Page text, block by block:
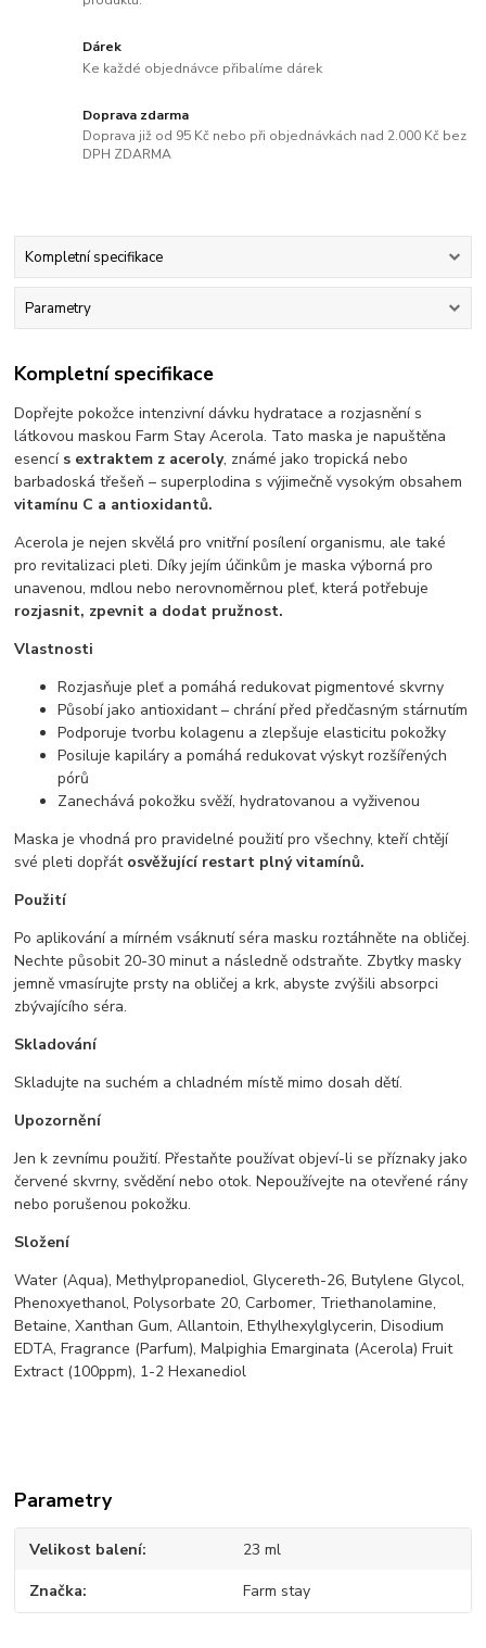
Dárek
Ke každé objednávce přibalíme dárek
Doprava zdarma
Doprava již od 95 Kč nebo při objednávkách nad 2.000 Kč bez
DPH ZDARMA
Kompletní specifikace
Parametry
Kompletní specifikace
Dopřejte pokožce intenzivní dávku hydratace a rozjasnění s
látkovou maskou Farm Stay Acerola. Tato maska ​​je napuštěna
esencí s extraktem z aceroly, známé jako tropická nebo
barbadoská třešeň – superplodina s výjimečně vysokým obsahem
vitamínu C a antioxidantů.
Acerola je nejen skvělá pro vnitřní posílení organismu, ale také
pro revitalizaci pleti. Díky jejím účinkům je maska ​​výborná pro
unavenou, mdlou nebo nerovnoměrnou pleť, která potřebuje
rozjasnit, zpevnit a dodat pružnost.
Vlastnosti
Rozjasňuje pleť a pomáhá redukovat pigmentové skvrny
Působí jako antioxidant – chrání před předčasným stárnutím
Podporuje tvorbu kolagenu a zlepšuje elasticitu pokožky
Posiluje kapiláry a pomáhá redukovat výskyt rozšířených
pórů
Zanechává pokožku svěží, hydratovanou a vyživenou
Maska je vhodná pro pravidelné použití pro všechny, kteří chtějí
své pleti dopřát osvěžující restart plný vitamínů.
Použití
Po aplikování a mírném vsáknutí séra masku roztáhněte na obličej.
Nechte působit 20-30 minut a následně odstraňte. Zbytky masky
jemně vmasírujte prsty na obličej a krk, abyste zvýšili absorpci
zbývajícího séra.
Skladování
Skladujte na suchém a chladném místě mimo dosah dětí.
Upozornění
Jen k zevnímu použití. Přestaňte používat objeví-li se příznaky jako
červené skvrny, svědění nebo otok. Nepoužívejte na otevřené rány
nebo porušenou pokožku.
Složení
Water (Aqua), Methylpropanediol, Glycereth-26, Butylene Glycol,
Phenoxyethanol, Polysorbate 20, Carbomer, Triethanolamine,
Betaine, Xanthan Gum, Allantoin, Ethylhexylglycerin, Disodium
EDTA, Fragrance (Parfum), Malpighia Emarginata (Acerola) Fruit
Extract (100ppm), 1-2 Hexanediol
Parametry
Velikost balení 23 ml
Značka Farm stay